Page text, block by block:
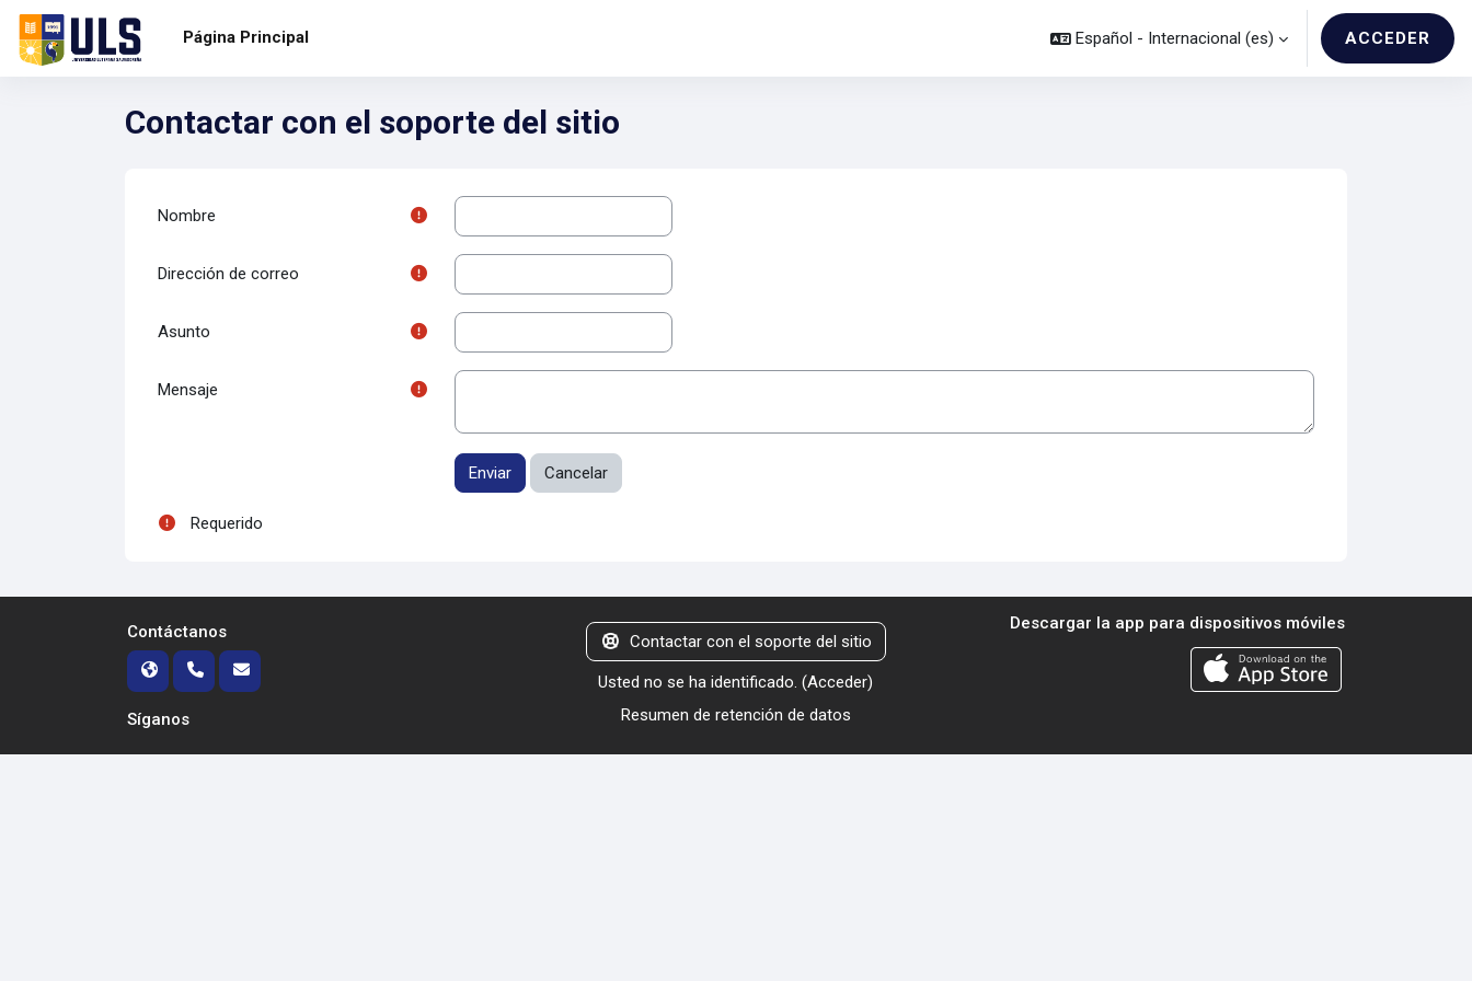
Salta al contenido principal
Página Principal
Español - Internacional ‎(es)‎ ACCEDER
Contactar con el soporte del sitio
Nombre
Dirección de correo
Asunto
Mensaje
Requerido
Contáctanos
Síganos
Contactar con el soporte del sitio
Usted no se ha identificado. (Acceder)
Resumen de retención de datos
Descargar la app para dispositivos móviles